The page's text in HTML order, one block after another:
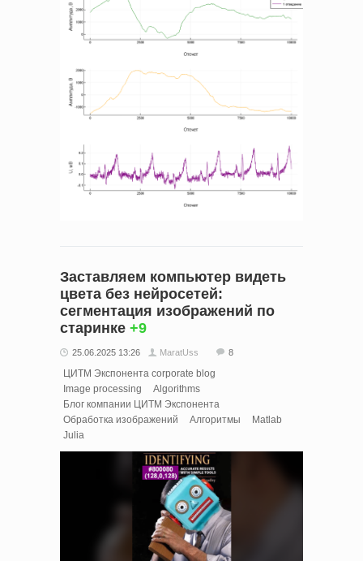
Заставляем компьютер видеть
цвета без нейросетей:
сегментация изображений по
старинке +9
25.06.2025 13:26 MaratUss 8
ЦИТМ Экспонента corporate blog
Image processing
Algorithms
Блог компании ЦИТМ Экспонента
Обработка изображений
Алгоритмы
Matlab
Julia